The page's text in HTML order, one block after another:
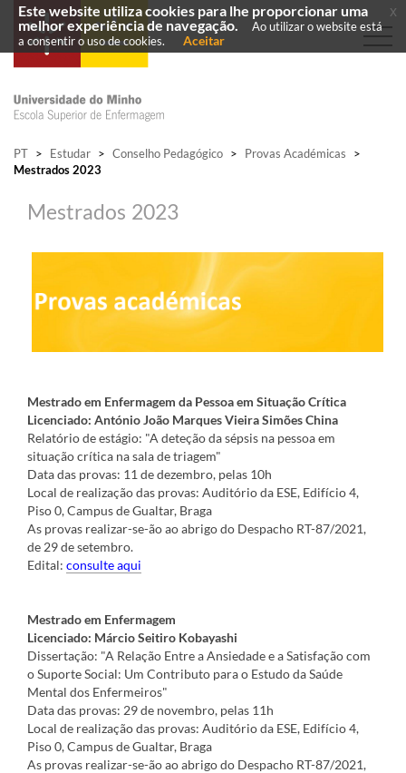
PT > Estudar > Conselho Pedagógico > Provas Académicas
>
Mestrados 2023
Mestrados 2023
Mestrado em Enfermagem da Pessoa em Situação Crítica
Licenciado: António João Marques Vieira Simões China
Relatório de estágio: "A deteção da sépsis na pessoa em
situação crítica na sala de triagem"
Data das provas: 11 de dezembro, pelas 10h
Local de realização das provas: Auditório da ESE, Edifício 4,
Piso 0, Campus de Gualtar, Braga
As provas realizar-se-ão ao abrigo do Despacho RT-87/2021,
de 29 de setembro.
Edital: consulte aqui
Mestrado em Enfermagem
Licenciado: Márcio Seitiro Kobayashi
Dissertação: "A Relação Entre a Ansiedade e a Satisfação com
o Suporte Social: Um Contributo para o Estudo da Saúde
Mental dos Enfermeiros"
Data das provas: 29 de novembro, pelas 11h
Local de realização das provas: Auditório da ESE, Edifício 4,
Piso 0, Campus de Gualtar, Braga
As provas realizar-se-ão ao abrigo do Despacho RT-87/2021,
Este website utiliza cookies para lhe proporcionar uma
melhor experiência de navegação.
Ao utilizar o website está
a consentir o uso de cookies.
Aceitar
x